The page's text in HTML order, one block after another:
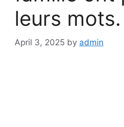
leurs mots.
April 3, 2025 by admin